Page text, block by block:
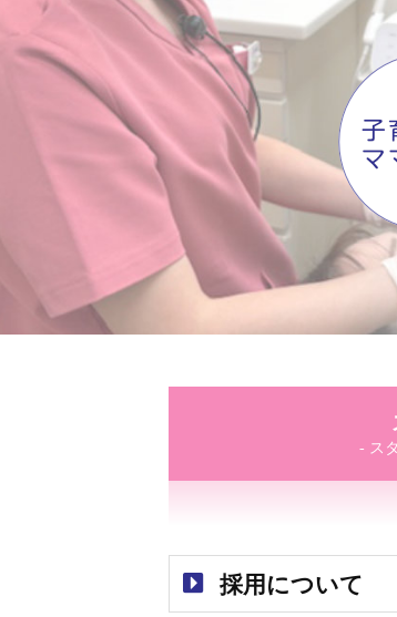
- ス
採用について